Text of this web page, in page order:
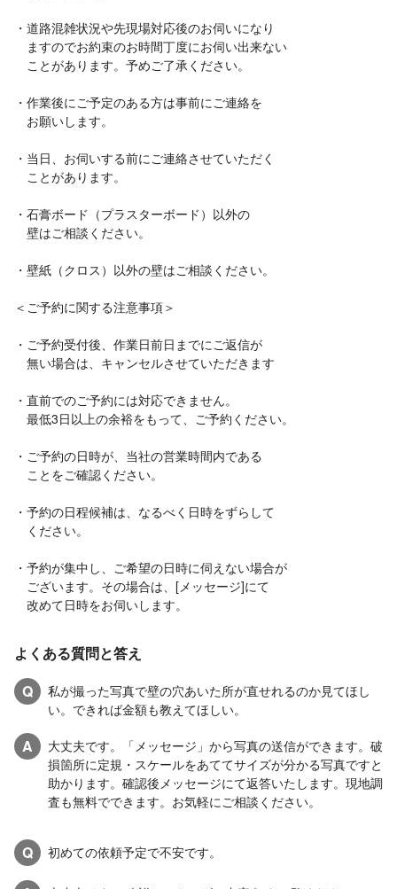
・道路混雑状況や先現場対応後のお伺いになり
ますのでお約束のお時間丁度にお伺い出来ない
ことがあります。予めご了承ください。
・作業後にご予定のある方は事前にご連絡を
お願いします。
・当日、お伺いする前にご連絡させていただく
ことがあります。
・石膏ボード（プラスターボード）以外の
壁はご相談ください。
・壁紙（クロス）以外の壁はご相談ください。
＜ご予約に関する注意事項＞
・ご予約受付後、作業日前日までにご返信が
無い場合は、キャンセルさせていただきます
・直前でのご予約には対応できません。
最低3日以上の余裕をもって、ご予約ください。
・ご予約の日時が、当社の営業時間内である
ことをご確認ください。
・予約の日程候補は、なるべく日時をずらして
ください。
・予約が集中し、ご希望の日時に伺えない場合が
ございます。その場合は、[メッセージ]にて
改めて日時をお伺いします。
よくある質問と答え
Q
私が撮った写真で壁の穴あいた所が直せれるのか見てほし
い。できれば金額も教えてほしい。
A
大丈夫です。「メッセージ」から写真の送信ができます。破
損箇所に定規・スケールをあててサイズが分かる写真ですと
助かります。確認後メッセージにて返答いたします。現地調
査も無料でできます。お気軽にご相談ください。
Q 初めての依頼予定で不安です。